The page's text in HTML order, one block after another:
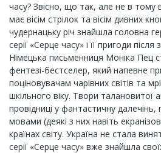
часу? Звісно, що так, але не в тому
має вісім стрілок та вісім дивних
чудернацьку річ знайшла головна
серії «Серце часу» і її пригоди
Німецька письменниця Моніка Пец
фентезі-бестселер, який напевне
поціновувачам чарівних світів та
шкільного віку. Твори талановитої
провідниці у фантастичну
мовами (деякі з них навіть
країнах світу. Україна не стала
серії «Серце часу» вже знайшла